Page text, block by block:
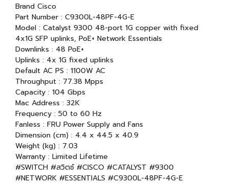
Brand Cisco
Part Number : C9300L-48PF-4G-E
Model : Catalyst 9300 48-port 1G copper with fixed
4x1G SFP uplinks, PoE+ Network Essentials
Downlinks : 48 PoE+
Uplinks : 4x 1G fixed uplinks
Default AC PS : 1100W AC
Throughput : 77.38 Mpps
Capacity : 104 Gbps
Mac Address : 32K
Frequency : 50 to 60 Hz
Fanless : FRU Power Supply and Fans
Dimension (cm) : 4.4 x 44.5 x 40.9
Weight (kg) : 7.03
Warranty : Limited Lifetime
#SWITCH #สวิตซ์ #CISCO #CATALYST #9300
#NETWORK #ESSENTIALS #C9300L-48PF-4G-E